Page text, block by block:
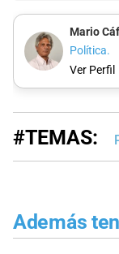
Mario
Política.
Ver Perfil
#TEMAS:
Además